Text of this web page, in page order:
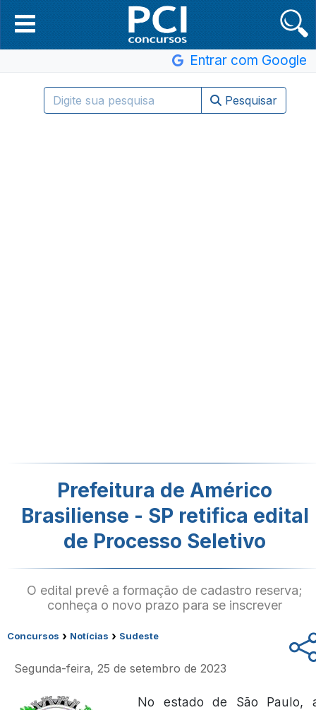
Entrar com Google
Pesquisar
Prefeitura de Américo
Brasiliense - SP retifica edital
de Processo Seletivo
O edital prevê a formação de cadastro reserva;
conheça o novo prazo para se inscrever
Concursos › Notícias › Sudeste
Segunda-feira, 25 de setembro de 2023
No estado de São Paulo,